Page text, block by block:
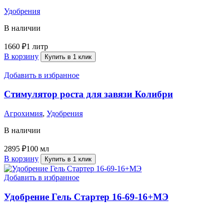
Удобрения
В наличии
1660 ₽1 литр
В корзину
Купить в 1 клик
Добавить в избранное
Стимулятор роста для завязи Колибри
Агрохимия, Удобрения
В наличии
2895 ₽100 мл
В корзину
Купить в 1 клик
Добавить в избранное
Удобрение Гель Стартер 16-69-16+МЭ